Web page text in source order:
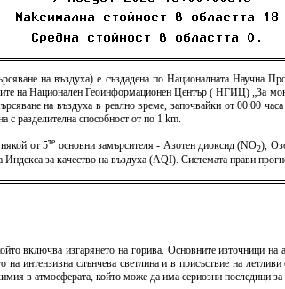
на въздуха) е създадена по Националната Научна
на Национален Геоинформационен Център ( НГИЦ) „За
на въздуха в реално време, започвайки от 00:00
разделителна способност от по 1 km.
от 5те основни замърсителя - Азотен диоксид (NO2),
Индекса за качество на въздуха (AQI). Системата прави
включва изгарянето на горива. Основните
интензивна слънчева светлина и в присъствие на
в атмосферата, който може да има сериозни последици за